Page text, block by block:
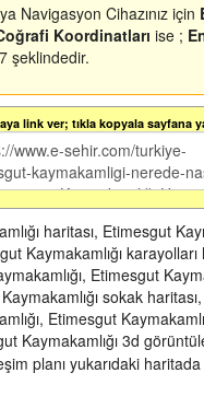
Navigasyon Cihazınız için
Koordinatları ise ;
şeklindedir.
link ver; tıkla kopyala sayfana
haritası, Etimesgut
Kaymakamlığı karayolları
Etimesgut
sokak
Etimesgut
Kaymakamlığı 3d
planı yukarıdaki